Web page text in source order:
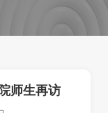
师生再访